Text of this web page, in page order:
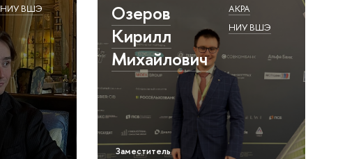
НИУ ВШЭ
Озеров
Кирилл
Михайлович
АКРА
НИУ ВШЭ